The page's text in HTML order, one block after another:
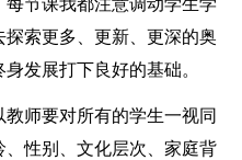
节课我都注意调动学生学
索更多、更新、更深的奥
发展打下良好的基础。
师要对所有的学生一视同
性别、文化层次、家庭背